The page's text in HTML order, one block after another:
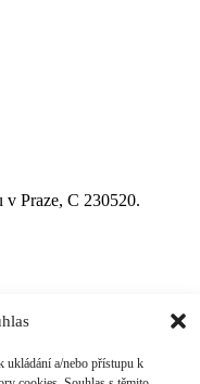
ukládání a/nebo přístupu k
v Praze, C 230520.